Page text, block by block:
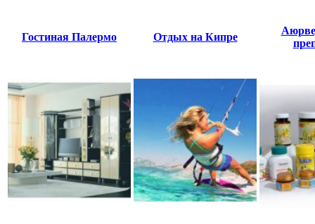
Гостиная Палермо Отдых на Кипре